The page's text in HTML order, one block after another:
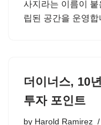
사지라는 이름이
립된 공간을 운영
더이너스, 10
투자 포인트
by Harold Ramirez